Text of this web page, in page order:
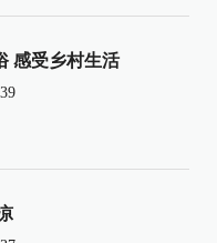
感受乡村生活